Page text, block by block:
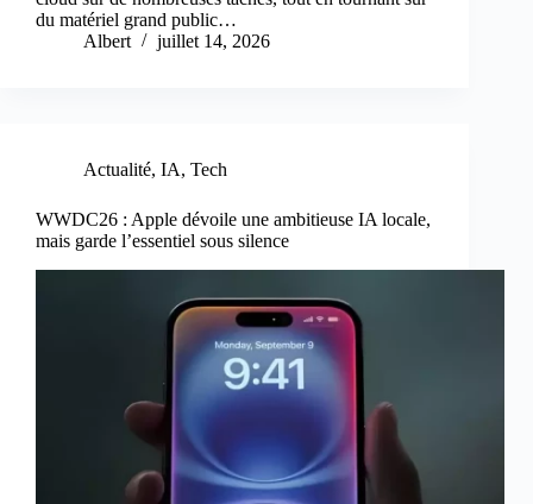
du matériel grand public…
Albert
juillet 14, 2026
Actualité, IA, Tech
WWDC26 : Apple dévoile une ambitieuse IA locale,
mais garde l’essentiel sous silence